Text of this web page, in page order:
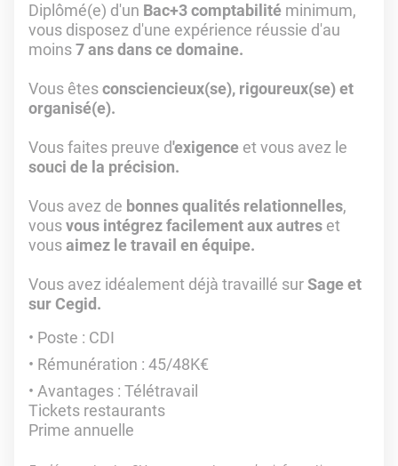
Diplômé(e) d'un Bac+3 comptabilité minimum,
vous disposez d'une expérience réussie d'au
moins7 ans dans ce domaine.
Vous êtesconsciencieux(se), rigoureux(se) et
organisé(e).
Vous faites preuve d'exigence et vous avez le
souci de la précision.
Vous avez de bonnes qualités relationnelles,
vousvous intégrez facilement aux autres et
vousaimez le travail en équipe.
Vous avez idéalement déjà travaillé surSage et
sur Cegid.
Poste : CDI
Rémunération : 45/48K€
Avantages : Télétravail
Tickets restaurants
Prime annuelle